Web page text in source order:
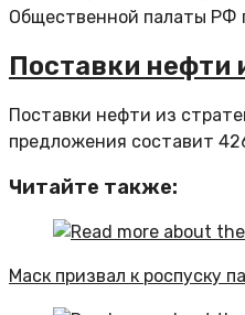
Общественной палаты РФ
Поставки нефти
Поставки нефти из
предложения составит
Читайте также:
Маск призвал к роспуску